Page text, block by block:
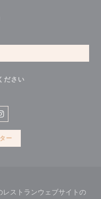
ださい
((新しいウィンドウで
Instagram ((新しいウィンド
ー
ストランウェブサイトの